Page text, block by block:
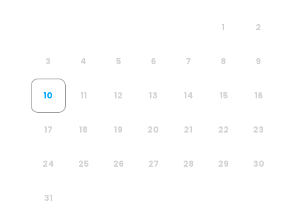
1 2
3 4 5 6 7 8 9
10 11 12 13 14 15 16
17 18 19 20 21 22 23
24 25 26 27 28 29 30
31